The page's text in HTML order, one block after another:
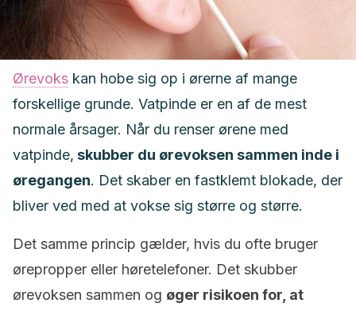
Ørevoks kan hobe sig op i ørerne af mange
forskellige grunde. Vatpinde er en af de mest
normale årsager. Når du renser ørene med
vatpinde, skubber du ørevoksen sammen inde i
øregangen. Det skaber en fastklemt blokade, der
bliver ved med at vokse sig større og større.
Det samme princip gælder, hvis du ofte bruger
ørepropper eller høretelefoner. Det skubber
ørevoksen sammen og øger risikoen for, at